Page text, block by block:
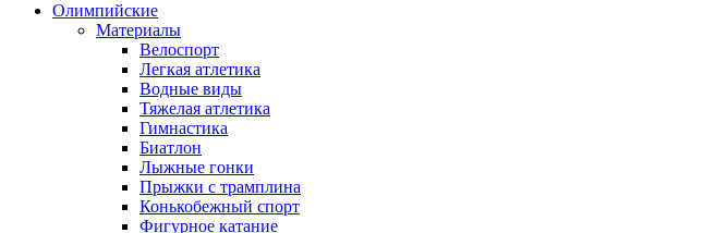
Олимпийские
Материалы
Велоспорт
Легкая атлетика
Водные виды
Тяжелая атлетика
Гимнастика
Биатлон
Лыжные гонки
Прыжки с трамплина
Конькобежный спорт
Фигурное катание